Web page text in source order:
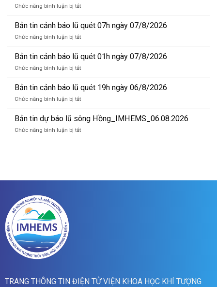
Chức năng bình luận bị tắtở
tin
báo
sông
Hồng_IMHEMS_07.08.2026
Bản tin cảnh báo lũ quét 07h ngày 07/8/2026
Chức năng bình luận bị tắtở
tin
báo
quét
07h
07/8/2026
Bản tin cảnh báo lũ quét 01h ngày 07/8/2026
Chức năng bình luận bị tắtở
tin
báo
quét
01h
Bản tin cảnh báo lũ quét 19h ngày 06/8/2026
Chức năng bình luận bị tắtở
tin
báo
Bản tin dự báo lũ sông Hồng_IMHEMS_06.08.2026
Chức năng bình luận bị tắtở
sông
TRANG THÔNG TIN ĐIỆN TỬ VIỆN KHOA HỌC KHÍ TƯỢNG